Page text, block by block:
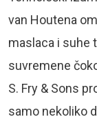
van Houtena
maslaca i suhe
suvremene
S. Fry & Sons
samo nekoliko